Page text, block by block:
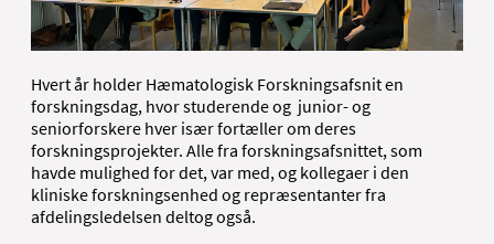
Hvert år holder Hæmatologisk Forskningsafsnit en
forskningsdag, hvor studerende og junior- og
seniorforskere hver især fortæller om deres
forskningsprojekter. Alle fra forskningsafsnittet, som
havde mulighed for det, var med, og kollegaer i den
kliniske forskningsenhed og repræsentanter fra
afdelingsledelsen deltog også.